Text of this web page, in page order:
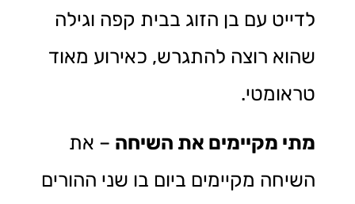
לדייט עם בן הזוג בבית קפה וגילה
שהוא רוצה להתגרש, כאירוע מאוד
טראומטי.
מתי מקיימים את השיחה – את
השיחה מקיימים ביום בו שני ההורים